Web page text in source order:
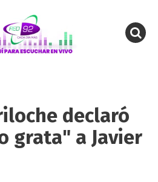
declaró
grata" a Javier